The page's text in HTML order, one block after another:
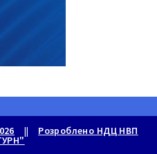
|| Розроблено НДЦ НВП